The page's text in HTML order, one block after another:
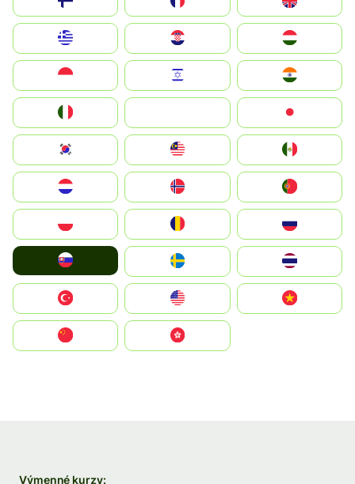
Magyarország
South Korea
United States
中國香港特別行政區
Výmenné kurzy: